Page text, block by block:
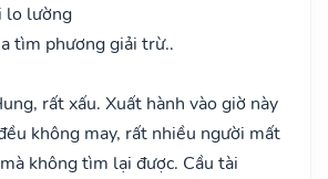
lo lường
tìm phương giải trừ..
rất xấu. Xuất hành vào giờ này
không may, rất nhiều người mất
không tìm lại được. Cầu tài